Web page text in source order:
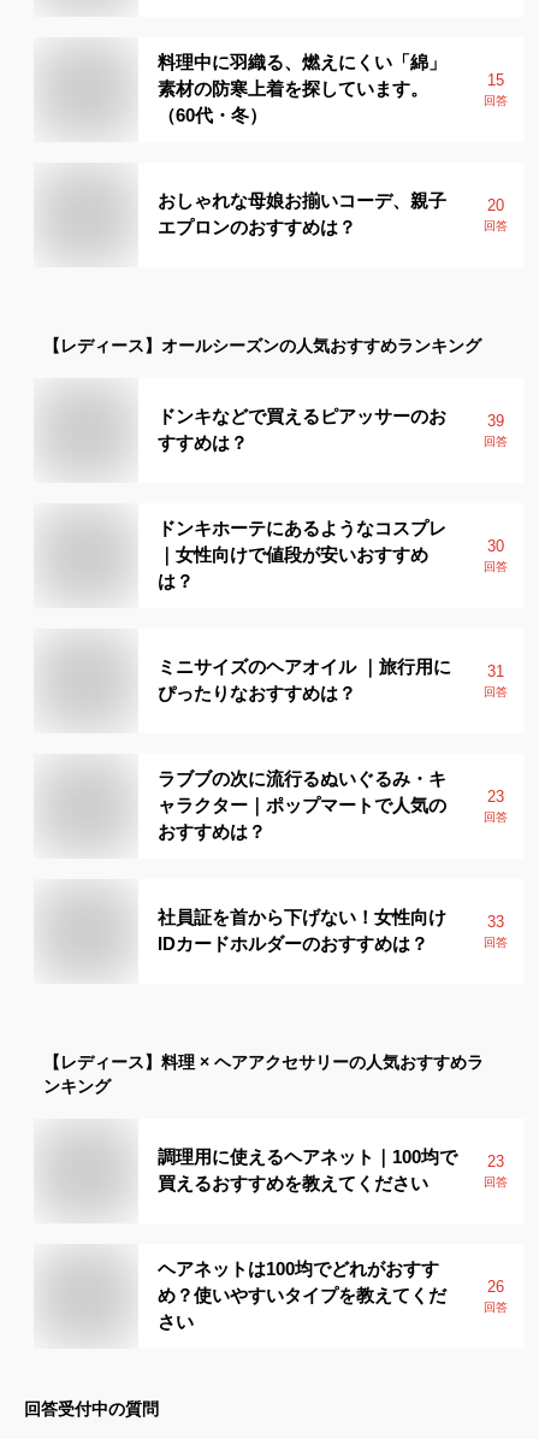
料理中に羽織る、燃えにくい「綿」
素材の防寒上着を探しています。
（60代・冬）
15
回答
おしゃれな母娘お揃いコーデ、親子
エプロンのおすすめは？
20
回答
【レディース】 オールシーズンの人気おすすめランキング
ドンキなどで買えるピアッサーのお
すすめは？
39
回答
ドンキホーテにあるようなコスプレ
｜女性向けで値段が安いおすすめ
は？
30
回答
ミニサイズのヘアオイル ｜旅行用に
ぴったりなおすすめは？
31
回答
ラブブの次に流行るぬいぐるみ・キ
ャラクター｜ポップマートで人気の
おすすめは？
23
回答
社員証を首から下げない！女性向け
IDカードホルダーのおすすめは？
33
回答
【レディース】 料理 × ヘアアクセサリーの人気おすすめラ
ンキング
調理用に使えるヘアネット｜100均で
買えるおすすめを教えてください
23
回答
ヘアネットは100均でどれがおすす
め？使いやすいタイプを教えてくだ
さい
26
回答
回答受付中の質問